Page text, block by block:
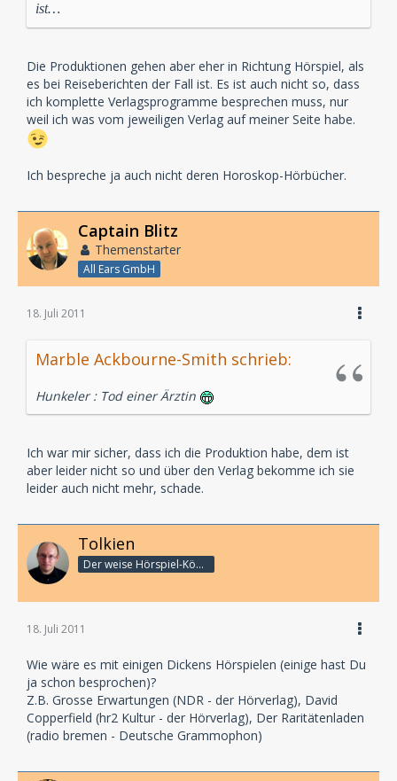
ist…
Die Produktionen gehen aber eher in Richtung Hörspiel, als
es bei Reiseberichten der Fall ist. Es ist auch nicht so, dass
ich komplette Verlagsprogramme besprechen muss, nur
weil ich was vom jeweiligen Verlag auf meiner Seite habe.
Ich bespreche ja auch nicht deren Horoskop-Hörbücher.
Captain Blitz
Themenstarter
All Ears GmbH
18. Juli 2011
Marble Ackbourne-Smith schrieb:
Hunkeler : Tod einer Ärztin
Ich war mir sicher, dass ich die Produktion habe, dem ist
aber leider nicht so und über den Verlag bekomme ich sie
leider auch nicht mehr, schade.
Tolkien
Der weise Hörspiel-König
18. Juli 2011
Wie wäre es mit einigen Dickens Hörspielen (einige hast Du
ja schon besprochen)?
Z.B. Grosse Erwartungen (NDR - der Hörverlag), David
Copperfield (hr2 Kultur - der Hörverlag), Der Raritätenladen
(radio bremen - Deutsche Grammophon)